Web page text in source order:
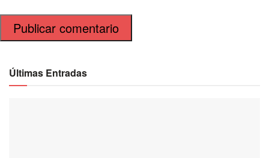
Últimas Entradas